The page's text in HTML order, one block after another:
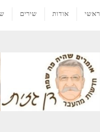
ראשי אודות שירים